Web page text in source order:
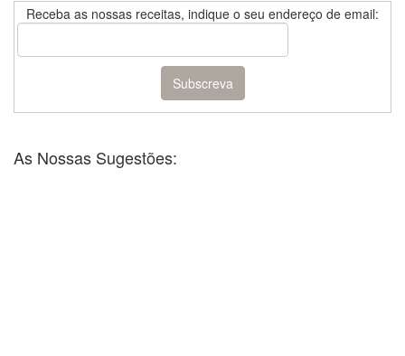
Receba as nossas receitas, indique o seu endereço de email:
As Nossas Sugestões: